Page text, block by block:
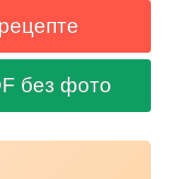
без фото